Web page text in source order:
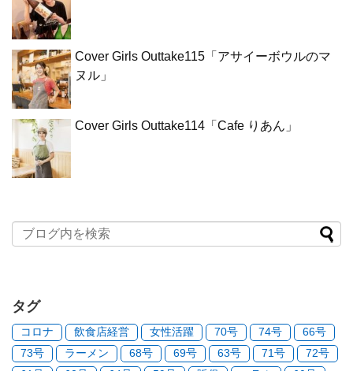
Cover Girls Outtake115「アサイーボウルのマ
ヌル」
Cover Girls Outtake114「Cafe りあん」
タグ
コロナ 飲食店経営 女性活躍 70号 74号
66号
73号
ラーメン 68号 69号 63号 71号
72号